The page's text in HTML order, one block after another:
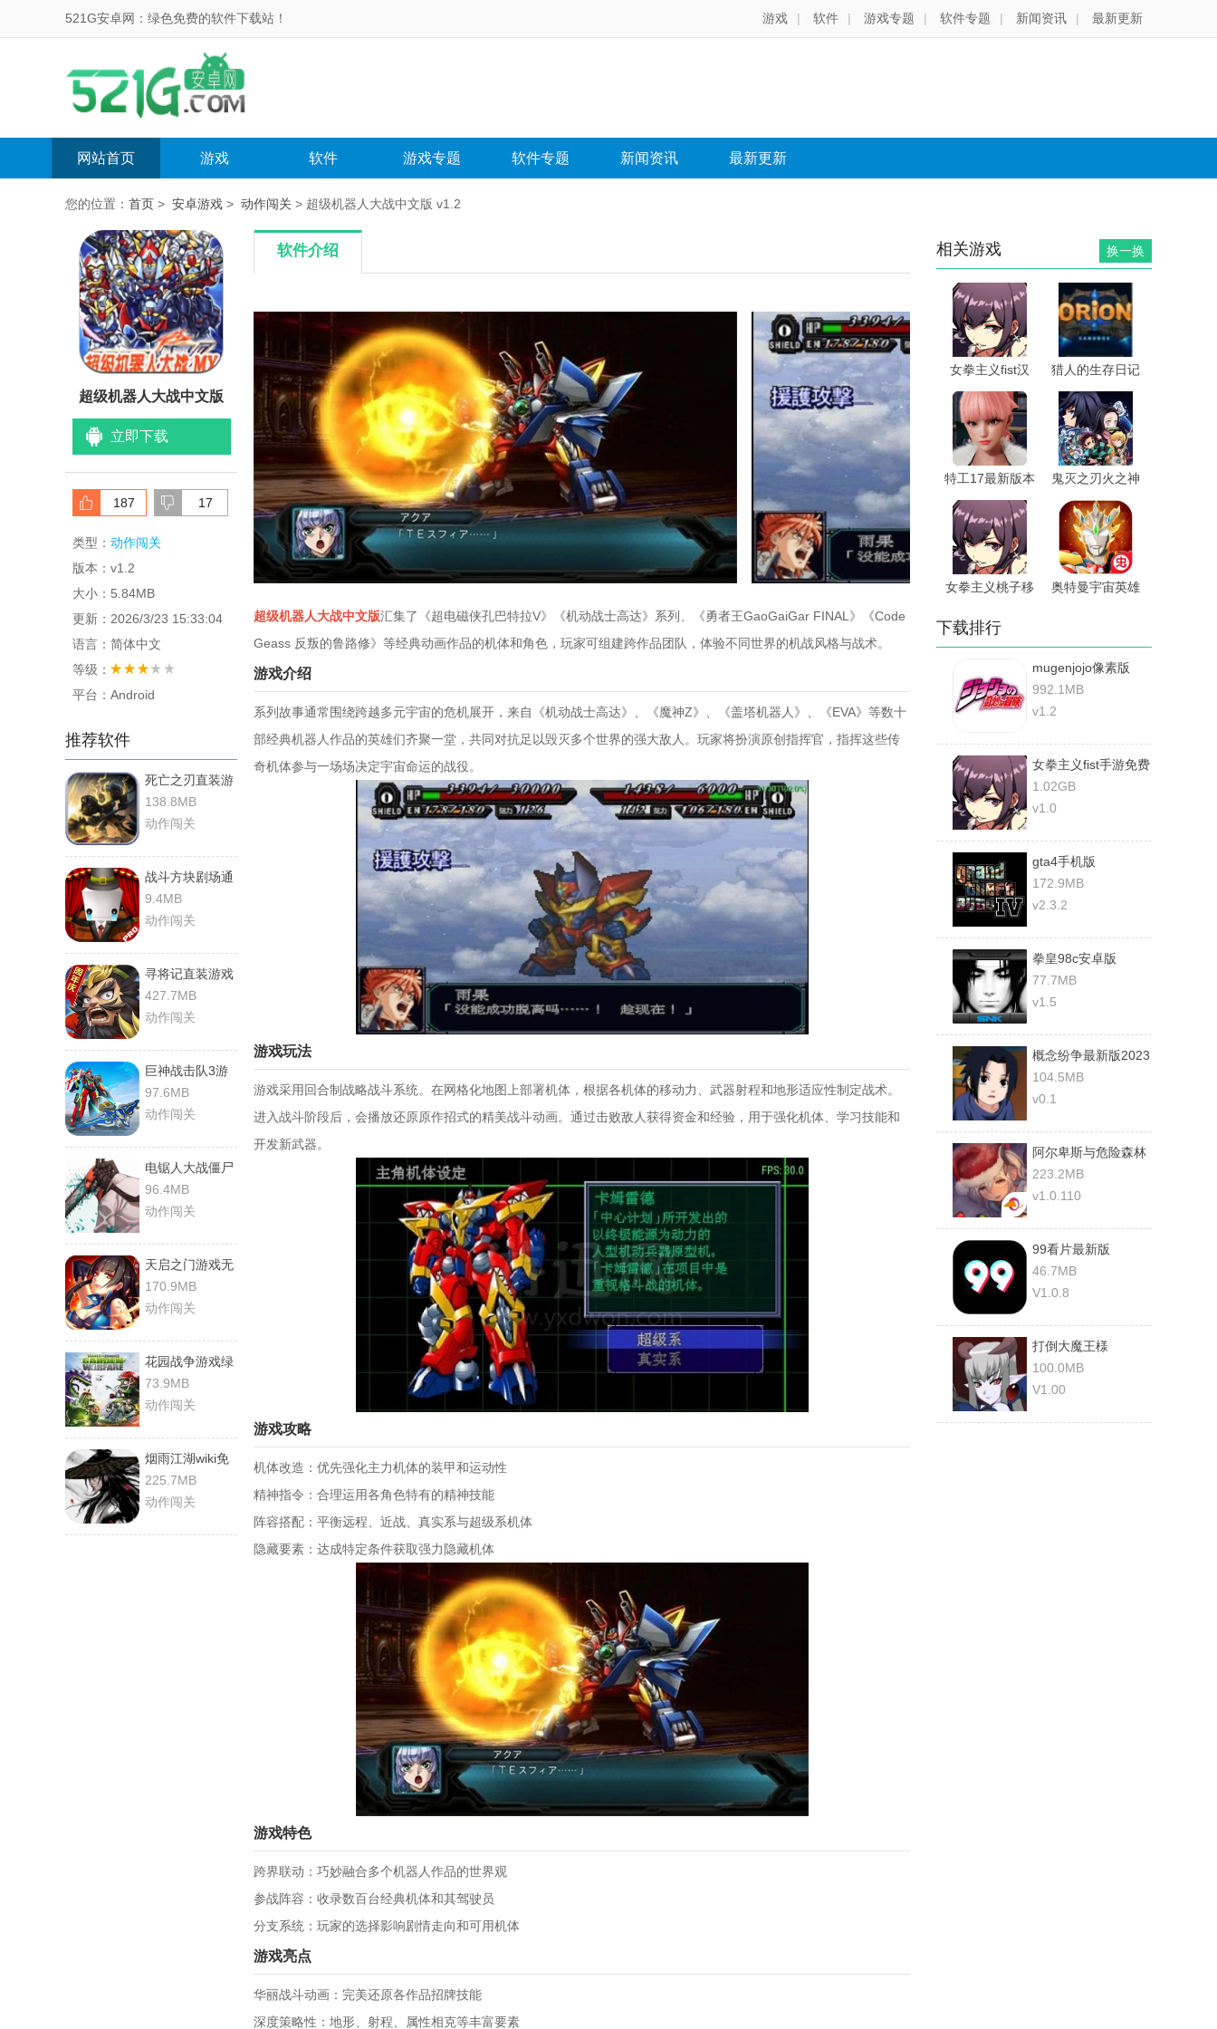
521G安卓网：绿色免费的软件下载站！ 游戏 | 软件 | 游戏专题 | 软件专题 | 新闻资讯 | 最新更新
网站首页 游戏 软件 游戏专题 软件专题 新闻资讯 最新更新
您的位置： 首页 > 安卓游戏 > 动作闯关 > 超级机器人大战中文版 v1.2
超级机器人大战中文版
立即下载
187 17
类型： 动作闯关
版本：v1.2
大小：5.84MB
更新：2026/3/23 15:33:04
语言：简体中文
等级：
平台：Android
推荐软件
死亡之刃直装游
戏版
138.8MB
动作闯关
战斗方块剧场通
用版
9.4MB
动作闯关
寻将记直装游戏
版
427.7MB
动作闯关
巨神战击队3游
戏官方版
97.6MB
动作闯关
电锯人大战僵尸
手游免费版
96.4MB
动作闯关
天启之门游戏无
广告版
170.9MB
动作闯关
花园战争游戏绿
色版
73.9MB
动作闯关
烟雨江湖wiki免
费原版
225.7MB
动作闯关
软件介绍
超级机器人大战中文版汇集了《超电磁侠孔巴特拉V》《机动战士高达》系列、《勇者王GaoGaiGar FINAL》《Code
Geass 反叛的鲁路修》等经典动画作品的机体和角色，玩家可组建跨作品团队，体验不同世界的机战风格与战术。
游戏介绍
系列故事通常围绕跨越多元宇宙的危机展开，来自《机动战士高达》、《魔神Z》、《盖塔机器人》、《EVA》等数十
部经典机器人作品的英雄们齐聚一堂，共同对抗足以毁灭多个世界的强大敌人。玩家将扮演原创指挥官，指挥这些传
奇机体参与一场场决定宇宙命运的战役。
游戏玩法
游戏采用回合制战略战斗系统。在网格化地图上部署机体，根据各机体的移动力、武器射程和地形适应性制定战术。
进入战斗阶段后，会播放还原原作招式的精美战斗动画。通过击败敌人获得资金和经验，用于强化机体、学习技能和
开发新武器。
游戏攻略
机体改造：优先强化主力机体的装甲和运动性
精神指令：合理运用各角色特有的精神技能
阵容搭配：平衡远程、近战、真实系与超级系机体
隐藏要素：达成特定条件获取强力隐藏机体
游戏特色
跨界联动：巧妙融合多个机器人作品的世界观
参战阵容：收录数百台经典机体和其驾驶员
分支系统：玩家的选择影响剧情走向和可用机体
游戏亮点
华丽战斗动画：完美还原各作品招牌技能
深度策略性：地形、射程、属性相克等丰富要素
换一换
相关游戏
女拳主义fist汉
化版
猎人的生存日记
手机版中文版
特工17最新版本
鬼灭之刃火之神
血风谭2手机版
女拳主义桃子移
奥特曼宇宙英雄
下载排行
mugenjojo像素版
992.1MB
v1.2
女拳主义fist手游免费
1.02GB
v1.0
gta4手机版
172.9MB
v2.3.2
拳皇98c安卓版
77.7MB
v1.5
概念纷争最新版2023
104.5MB
v0.1
阿尔卑斯与危险森林
汉化版
223.2MB
v1.0.110
99看片最新版
46.7MB
V1.0.8
打倒大魔王様
100.0MB
V1.00